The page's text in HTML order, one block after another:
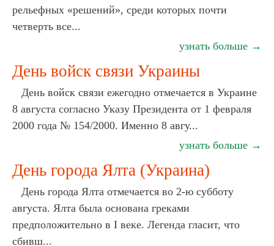
рельефных «решений», среди которых почти
четверть все...
узнать больше →
День войск связи Украины
День войск связи ежегодно отмечается в Украине
8 августа согласно Указу Президента от 1 февраля
2000 года № 154/2000. Именно 8 авгу...
узнать больше →
День города Ялта (Украина)
День города Ялта отмечается во 2-ю субботу
августа. Ялта была основана греками
предположительно в I веке. Легенда гласит, что
сбивш...